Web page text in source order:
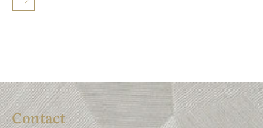
Contact